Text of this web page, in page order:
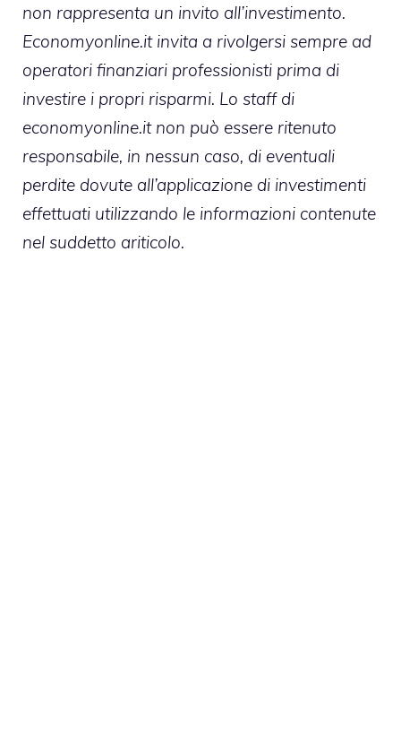
non rappresenta un invito all’investimento.
Economyonline.it invita a rivolgersi sempre ad
operatori finanziari professionisti prima di
investire i propri risparmi. Lo staff di
economyonline.it non può essere ritenuto
responsabile, in nessun caso, di eventuali
perdite dovute all’applicazione di investimenti
effettuati utilizzando le informazioni contenute
nel suddetto ariticolo.